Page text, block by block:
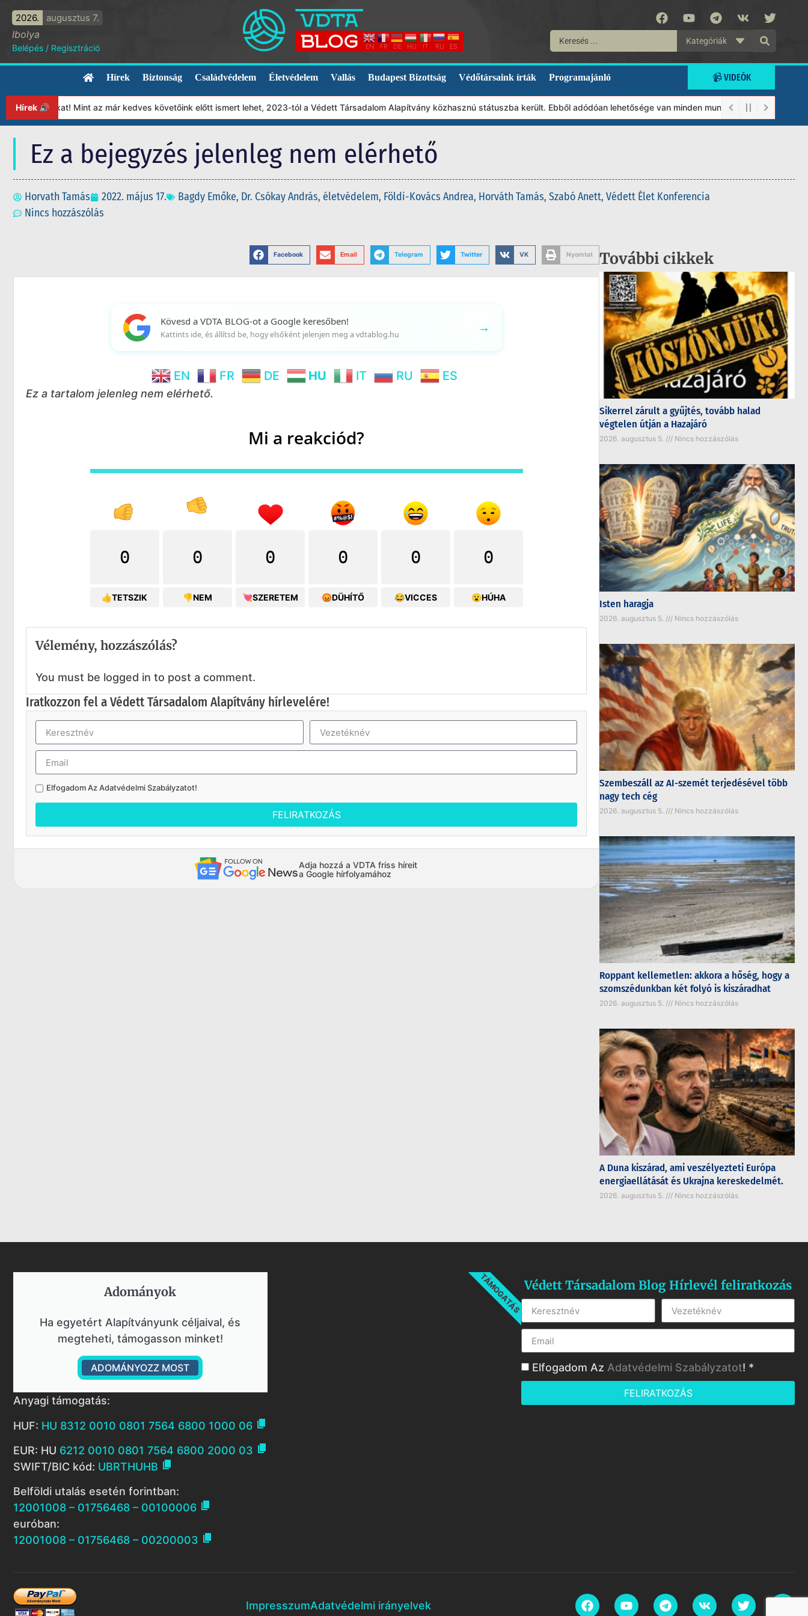
2026. augusztus 7.
Ibolya
Belépés / Regisztráció EN FR DE HU IT RU ES
Kategóriák
Hírek Biztonság Családvédelem Életvédelem Vallás Budapest Bizottság Védőtársaink írták Programajánló 📹 VIDEÓK
Hírek 🔊Mint az már kedves követőink előtt ismert lehet, 2023-tól a Védett Társadalom Alapítvány közhasznú státuszba került. Ebből adódóan lehetősége van minden munkánkat segíteni
Ez a bejegyzés jelenleg nem elérhető
Horvath Tamás 2022. május 17. Bagdy Emőke, Dr. Csókay András, életvédelem, Földi-Kovács Andrea, Horváth Tamás, Szabó Anett, Védett Élet Konferencia
Nincs hozzászólás
Facebook Email Telegram Twitter VK Nyomtat
Kövesd a VDTA BLOG-ot a Google keresőben!
Kattints ide, és állítsd be, hogy elsőként jelenjen meg a vdtablog.hu →
EN FR DE HU IT RU ES
Ez a tartalom jelenleg nem elérhető.
Mi a reakciód?
0
👍TETSZIK
0
👎NEM
0
💘SZERETEM
0
😡DÜHÍTŐ
0
😂VICCES
0
😮HÚHA
Vélemény, hozzászólás?
You must be logged in to post a comment.
Iratkozzon fel a Védett Társadalom Alapítvány hírlevelére!
Elfogadom AzAdatvédelmi Szabályzatot!
FELIRATKOZÁS
Adja hozzá a VDTA friss híreit
a Google hírfolyamához
További cikkek
Sikerrel zárult a gyűjtés, tovább halad
végtelen útján a Hazajáró
2026. augusztus 5. Nincs hozzászólás
Isten haragja
2026. augusztus 5. Nincs hozzászólás
Szembeszáll az AI-szemét terjedésével több
nagy tech cég
2026. augusztus 5. Nincs hozzászólás
Roppant kellemetlen: akkora a hőség, hogy a
szomszédunkban két folyó is kiszáradhat
2026. augusztus 5. Nincs hozzászólás
A Duna kiszárad, ami veszélyezteti Európa
energiaellátását és Ukrajna kereskedelmét.
2026. augusztus 5. Nincs hozzászólás
Adományok​
Ha egyetért Alapítványunk céljaival, és
megteheti, támogasson minket!
ADOMÁNYOZZ MOST
TÁMOGATÁS
Anyagi támogatás:
HUF: HU 8312 0010 0801 7564 6800 1000 06 
EUR: HU 6212 0010 0801 7564 6800 2000 03 
SWIFT/BIC kód: UBRTHUHB 
Belföldi utalás esetén forintban:
12001008 – 01756468 – 00100006 
euróban:
12001008 – 01756468 – 00200003 
Védett Társadalom Blog Hírlevél feliratkozás
Elfogadom Az Adatvédelmi Szabályzatot! *
FELIRATKOZÁS
ImpresszumAdatvédelmi irányelvek